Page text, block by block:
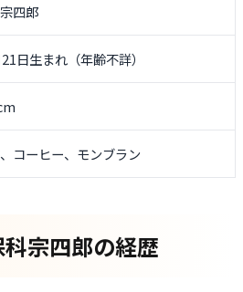
四郎
日生まれ（年齢不詳）
コーヒー、モンブラン
科宗四郎の経歴